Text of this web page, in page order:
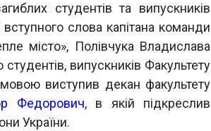
студентів та випускників
вступного слова капітана команди
місто», Полівчука Владислава
випускників Факультету
виступив декан факультету
Федорович, в якій підкреслив
України.